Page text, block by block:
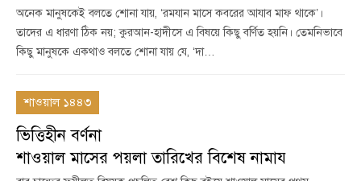
অনেক মানুষকেই বলতে শোনা যায়, ‘রমযান মাসে কবরের আযাব মাফ থাকে’।
তাদের এ ধারণা ঠিক নয়; কুরআন-হাদীসে এ বিষয়ে কিছু বর্ণিত হয়নি। তেমনিভাবে
কিছু মানুষকে একথাও বলতে শোনা যায় যে, ‘দা…
শাওয়াল ১৪৪৩
ভিত্তিহীন বর্ণনা
শাওয়াল মাসের পয়লা তারিখের বিশেষ নামায